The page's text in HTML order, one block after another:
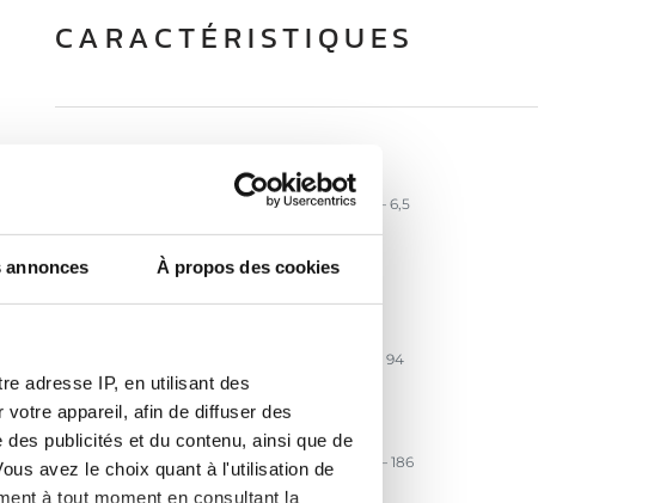
annonces À propos des cookies
adresse IP, en utilisant des
appareil, afin de diffuser des
publicités et du contenu, ainsi que de
avez le choix quant à l'utilisation de
à tout moment en consultant la
CARACTÉRISTIQUES
Modulation puissance (kW) 3,1 – 6,5
Surface chauffée (m²)
Classe énergétique A+
91 – 94
Rendement saisonnier (%)
Emission CO (mg/Nm³) 98 – 186